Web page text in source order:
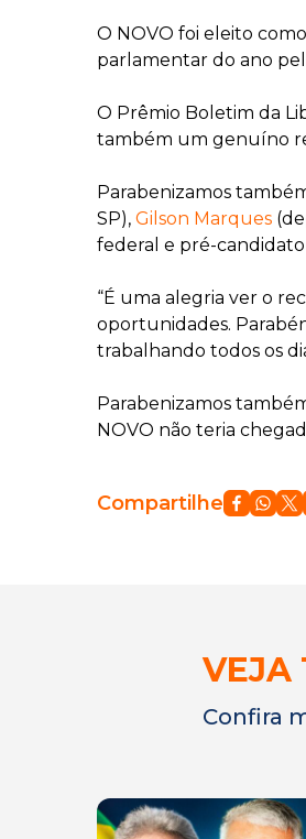
O NOVO foi eleito
parlamentar do ano
O Prêmio Boletim da
também um genuíno
Parabenizamos
SP), Gilson Marques
federal e pré-
“É uma alegria ver o
oportunidades.
trabalhando todos os
Parabenizamos
NOVO não teria
Compartilhe
VEJA
Confira